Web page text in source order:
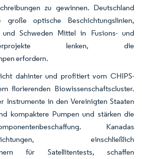
zu gewinnen. Deutschland
große optische Beschichtungslinien,
und Schweden Mittel in Fusions- und
lenken, die
erfordern.
dahinter und profitiert vom CHIPS-
florierenden Biowissenschaftscluster.
Instrumente in den Vereinigten Staaten
kompaktere Pumpen und stärken die
Kanadas
einschließlich
für Satellitentests, schaffen